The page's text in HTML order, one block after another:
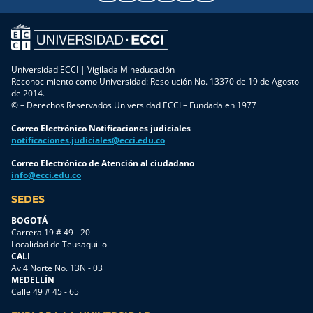
Universidad ECCI | Vigilada Mineducación
Reconocimiento como Universidad: Resolución No. 13370 de 19 de Agosto
de 2014.
© – Derechos Reservados Universidad ECCI – Fundada en 1977
Correo Electrónico Notificaciones judiciales
notificaciones.judiciales@ecci.edu.co
Correo Electrónico de Atención al ciudadano
info@ecci.edu.co
SEDES
BOGOTÁ
Carrera 19 # 49 - 20
Localidad de Teusaquillo
CALI
Av 4 Norte No. 13N - 03
MEDELLÍN
Calle 49 # 45 - 65